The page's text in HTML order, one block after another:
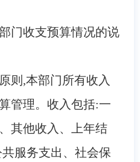
门收支预算情况的说
则,本部门所有收入
管理。收入包括:一
其他收入、上年结
服务支出、社会保